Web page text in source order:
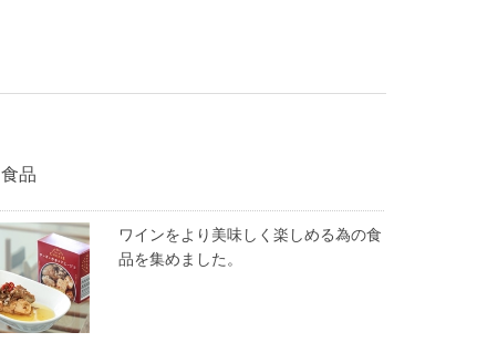
食品
ワインをより美味しく楽しめる為の食
品を集めました。